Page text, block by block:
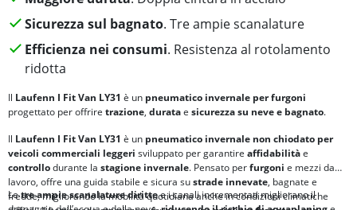
Sicurezza sul bagnato. Tre ampie scanalature
Efficienza nei consumi. Resistenza al rotolamento
ridotta
Il Laufenn I Fit Van LY31 è un pneumatico invernale per furgoni
progettato per offrire trazione, duratae sicurezza su neve e bagnato.
Il Laufenn I Fit Van LY31 è un pneumatico invernale non chiodato per
veicoli commerciali leggeri sviluppato per garantire affidabilitàe
controllodurante la stagione invernale. Pensato perfurgoni e mezzi da
lavoro, offre una guida stabile e sicura sustrade innevate, bagnate e
fredde, migliorando la mobilità quotidiana anche in condizioni climatiche
Letre ampie scanalature dirittee i canali incrementati migliorano il